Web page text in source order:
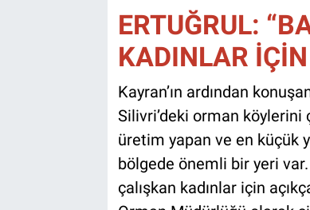
ERTUĞRUL:
KADINLAR
Kayran’ın ardından
Silivri’deki orman
üretim yapan ve en küçük
bölgede önemli bir yeri var.
çalışkan kadınlar için